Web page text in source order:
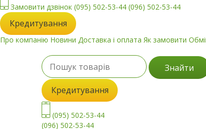
Замовити дзвінок (095) 502-53-44 (096) 502-53-44
Кредитування
Про компанію Новини Доставка і оплата Як замовити
Знайти
Кредитування
(095) 502-53-44
(096) 502-53-44